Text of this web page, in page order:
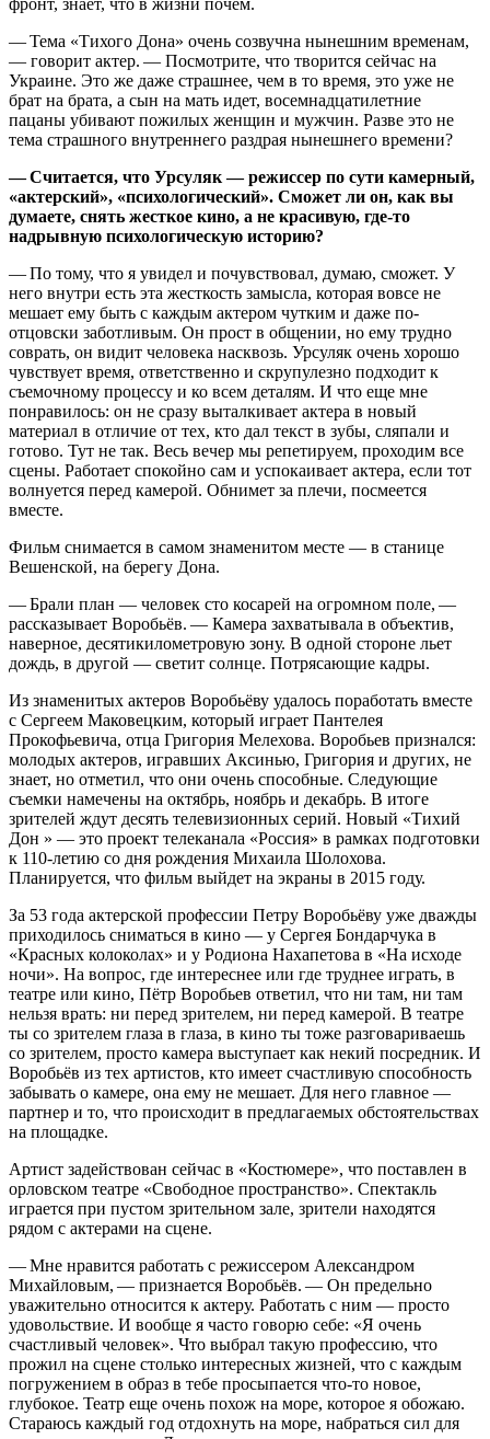
— Тема «Тихого Дона» очень созвучна нынешним временам,
— говорит актер. — Посмотрите, что творится сейчас на
Украине. Это же даже страшнее, чем в то время, это уже не
брат на брата, а сын на мать идет, восемнадцатилетние
пацаны убивают пожилых женщин и мужчин. Разве это не
тема страшного внутреннего раздрая нынешнего времени?
— Считается, что Урсуляк — режиссер по сути камерный,
«актерский», «психологический». Сможет ли он, как вы
думаете, снять жесткое кино, а не красивую, где-то
надрывную психологическую историю?
— По тому, что я увидел и почувствовал, думаю, сможет. У
него внутри есть эта жесткость замысла, которая вовсе не
мешает ему быть с каждым актером чутким и даже по-
отцовски заботливым. Он прост в общении, но ему трудно
соврать, он видит человека насквозь. Урсуляк очень хорошо
чувствует время, ответственно и скрупулезно подходит к
съемочному процессу и ко всем деталям. И что еще мне
понравилось: он не сразу выталкивает актера в новый
материал в отличие от тех, кто дал текст в зубы, сляпали и
готово. Тут не так. Весь вечер мы репетируем, проходим все
сцены. Работает спокойно сам и успокаивает актера, если тот
волнуется перед камерой. Обнимет за плечи, посмеется
вместе.
Фильм снимается в самом знаменитом месте — в станице
Вешенской, на берегу Дона.
— Брали план — человек сто косарей на огромном поле, —
рассказывает Воробьёв. — Камера захватывала в объектив,
наверное, десятикилометровую зону. В одной стороне льет
дождь, в другой — светит солнце. Потрясающие кадры.
Из знаменитых актеров Воробьёву удалось поработать вместе
с Сергеем Маковецким, который играет Пантелея
Прокофьевича, отца Григория Мелехова. Воробьев признался:
молодых актеров, игравших Аксинью, Григория и других, не
знает, но отметил, что они очень способные. Следующие
съемки намечены на октябрь, ноябрь и декабрь. В итоге
зрителей ждут десять телевизионных серий. Новый «Тихий
Дон » — это проект телеканала «Россия» в рамках подготовки
к 110-летию со дня рождения Михаила Шолохова.
Планируется, что фильм выйдет на экраны в 2015 году.
За 53 года актерской профессии Петру Воробьёву уже дважды
приходилось сниматься в кино — у Сергея Бондарчука в
«Красных колоколах» и у Родиона Нахапетова в «На исходе
ночи». На вопрос, где интереснее или где труднее играть, в
театре или кино, Пётр Воробьев ответил, что ни там, ни там
нельзя врать: ни перед зрителем, ни перед камерой. В театре
ты со зрителем глаза в глаза, в кино ты тоже разговариваешь
со зрителем, просто камера выступает как некий посредник. И
Воробьёв из тех артистов, кто имеет счастливую способность
забывать о камере, она ему не мешает. Для него главное —
партнер и то, что происходит в предлагаемых обстоятельствах
на площадке.
Артист задействован сейчас в «Костюмере», что поставлен в
орловском театре «Свободное пространство». Спектакль
играется при пустом зрительном зале, зрители находятся
рядом с актерами на сцене.
— Мне нравится работать с режиссером Александром
Михайловым, — признается Воробьёв. — Он предельно
уважительно относится к актеру. Работать с ним — просто
удовольствие. И вообще я часто говорю себе: «Я очень
счастливый человек». Что выбрал такую профессию, что
прожил на сцене столько интересных жизней, что с каждым
погружением в образ в тебе просыпается что-то новое,
глубокое. Театр еще очень похож на море, которое я обожаю.
Стараюсь каждый год отдохнуть на море, набраться сил для